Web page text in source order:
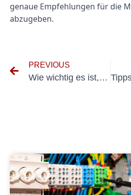
genaue Empfehlungen für die
abzugeben.
PREVIOUS
Wie wichtig es ist, einen qualifizierten Fachmann für Ihre KFZ-Hebebühne-UVV-Prüfung zu engagieren